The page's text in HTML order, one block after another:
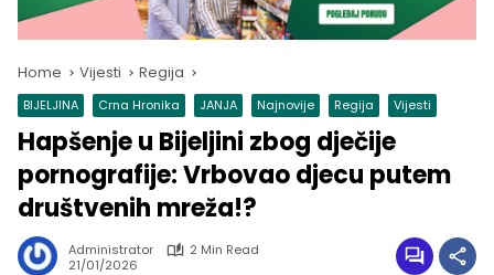
Home Vijesti Regija
BIJELJINA Crna Hronika JANJA Najnovije Regija Vijesti
Hapšenje u Bijeljini zbog dječije
pornografije: Vrbovao djecu putem
društvenih mreža!?
Administrator
2 Min Read
21/01/2026